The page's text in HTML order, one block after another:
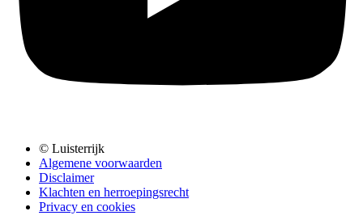
© Luisterrijk
Algemene voorwaarden
Disclaimer
Klachten en herroepingsrecht
Privacy en cookies